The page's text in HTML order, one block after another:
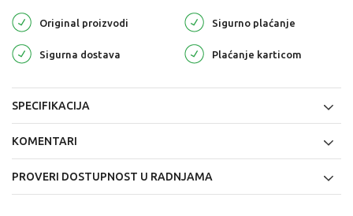
Original proizvodi Sigurno plaćanje
Sigurna dostava Plaćanje karticom
SPECIFIKACIJA
KOMENTARI
PROVERI DOSTUPNOST U RADNJAMA